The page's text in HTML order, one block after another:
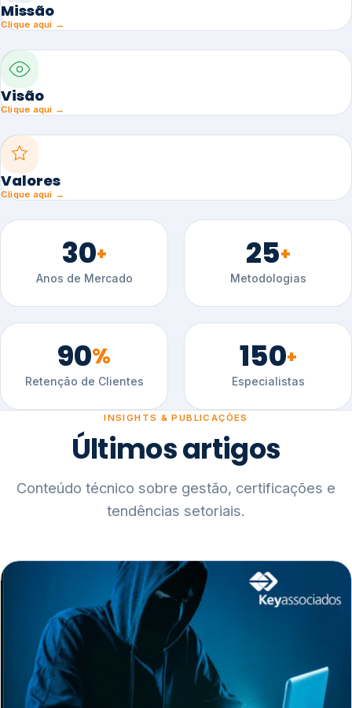
Missão
Clique aqui →
Visão
Clique aqui →
Valores
Clique aqui →
30+
Anos de Mercado
25+
Metodologias
90%
Retenção de Clientes
150+
Especialistas
INSIGHTS & PUBLICAÇÕES
Últimos artigos
Conteúdo técnico sobre gestão, certificações e
tendências setoriais.